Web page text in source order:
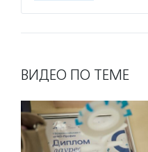
ВИДЕО ПО ТЕМЕ